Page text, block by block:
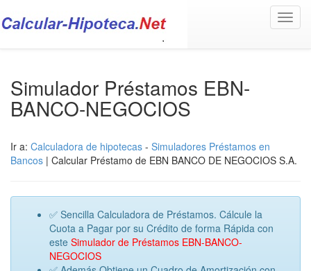
Simulador Préstamos EBN-
BANCO-NEGOCIOS
Ir a: Calculadora de hipotecas - Simuladores Préstamos en
Bancos | Calcular Préstamo de EBN BANCO DE NEGOCIOS S.A.
✅ Sencilla Calculadora de Préstamos. Cálcule la
Cuota a Pagar por su Crédito de forma Rápida con
este Simulador de Préstamos EBN-BANCO-
NEGOCIOS